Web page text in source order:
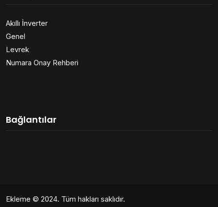
Akıllı İnverter
Genel
Levrek
Numara Onay Rehberi
Bağlantılar
Ekleme © 2024. Tüm hakları saklıdır.